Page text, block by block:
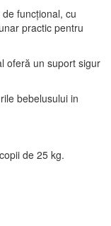
funcțional, cu
practic pentru
oferă un suport sigur
bebelusului in
de 25 kg.